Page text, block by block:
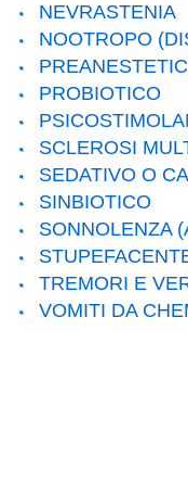
NEVRASTENIA
NOOTROPO
PROBIOTICO
SCLEROSI
SEDATIVO O
SINBIOTICO
SONNOLENZA
TREMORI E
VOMITI DA